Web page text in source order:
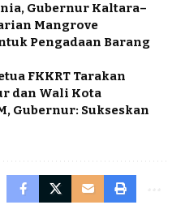
Gubernur Kaltara–
Mangrove
Pengadaan Barang
FKKRT Tarakan
dan Wali Kota
Gubernur: Sukseskan